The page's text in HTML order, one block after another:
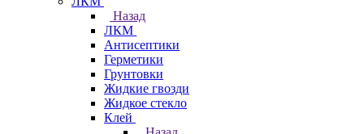
Назад
ЛКМ
Антисептики
Герметики
Грунтовки
Жидкие гвозди
Жидкое стекло
Клей